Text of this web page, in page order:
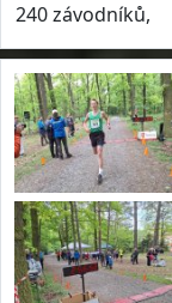
240 závodníků,